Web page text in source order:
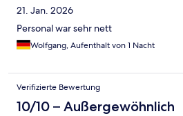
21. Jan. 2026
Personal war sehr nett
Wolfgang, Aufenthalt von 1 Nacht
Verifizierte Bewertung
10/10 – Außergewöhnlich